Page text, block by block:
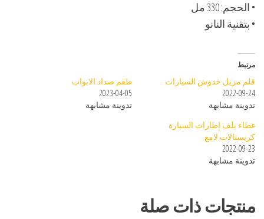
• الحجم: 330 مل
• بتقنية النانو
مرتبط
قلم مزيل خدوش السيارات
2022-09-24
تدوينة مشابهة
طقم صداد الابواب
2023-04-05
تدوينة مشابهة
غطاء بلف إطارات السيارة
كريستالات لامع
2022-09-23
تدوينة مشابهة
منتجات ذات صلة